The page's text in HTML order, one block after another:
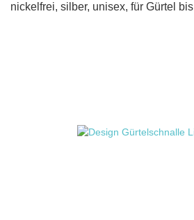
nickelfrei, silber, unisex, für Gürtel